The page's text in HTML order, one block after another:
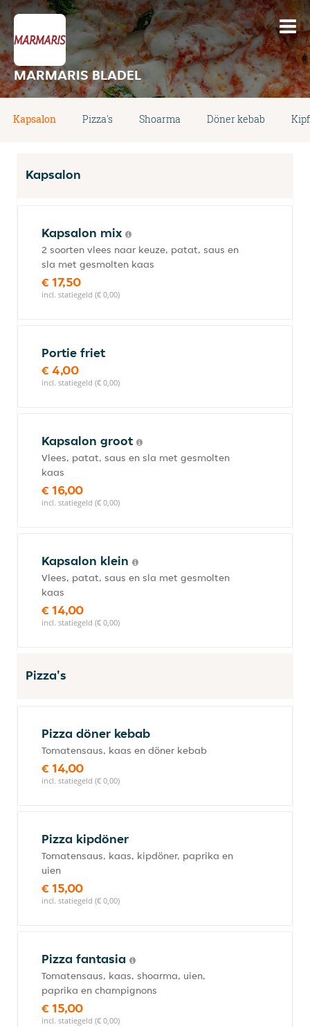
MARMARIS BLADEL
Kapsalon Pizza's Shoarma Döner kebab
Kapsalon
Kapsalon mix
2 soorten vlees naar keuze, patat, saus en
sla met gesmolten kaas
€ 17,50
incl. statiegeld (€ 0,00)
Portie friet
€ 4,00
incl. statiegeld (€ 0,00)
Kapsalon groot
Vlees, patat, saus en sla met gesmolten
kaas
€ 16,00
incl. statiegeld (€ 0,00)
Kapsalon klein
Vlees, patat, saus en sla met gesmolten
kaas
€ 14,00
incl. statiegeld (€ 0,00)
Pizza's
Pizza döner kebab
Tomatensaus, kaas en döner kebab
€ 14,00
incl. statiegeld (€ 0,00)
Pizza kipdöner
Tomatensaus, kaas, kipdöner, paprika en
uien
€ 15,00
incl. statiegeld (€ 0,00)
Pizza fantasia
Tomatensaus, kaas, shoarma, uien,
paprika en champignons
€ 15,00
incl. statiegeld (€ 0,00)